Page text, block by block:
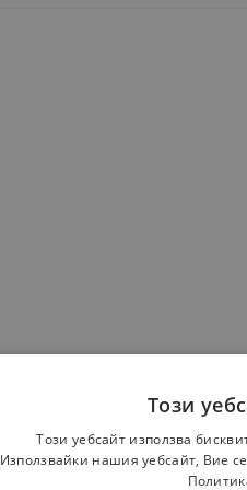
Този
Този уебсайт използва
Използвайки нашия уебсайт, Вие